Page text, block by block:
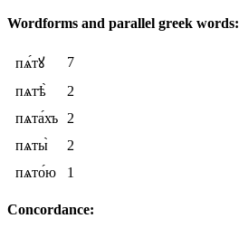
Wordforms and parallel greek words:
пѧ́тꙋ
7
пѧтѣ̀
2
пѧта́хъ
2
пѧты̀
2
пѧто́ю
1
Concordance: